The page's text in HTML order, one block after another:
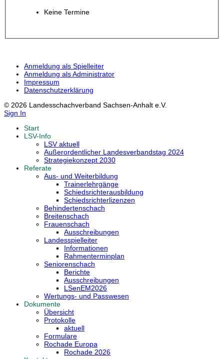
Keine Termine
Anmeldung als Spielleiter
Anmeldung als Administrator
Impressum
Datenschutzerklärung
© 2026 Landesschachverband Sachsen-Anhalt e.V.
Sign In
Start
LSV-Info
LSV aktuell
Außerordentlicher Landesverbandstag 2024
Strategiekonzept 2030
Referate
Aus- und Weiterbildung
Trainerlehrgänge
Schiedsrichterausbildung
Schiedsrichterlizenzen
Behindertenschach
Breitenschach
Frauenschach
Ausschreibungen
Landesspielleiter
Informationen
Rahmenterminplan
Seniorenschach
Berichte
Ausschreibungen
LSenEM2026
Wertungs- und Passwesen
Dokumente
Übersicht
Protokolle
aktuell
Formulare
Rochade Europa
Rochade 2026